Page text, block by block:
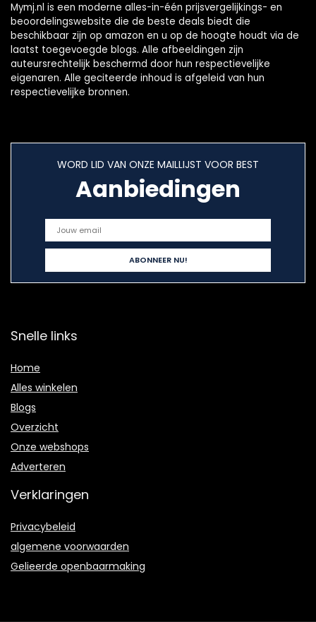
Mymj.nl is een moderne alles-in-één prijsvergelijkings- en
beoordelingswebsite die de beste deals biedt die
beschikbaar zijn op amazon en u op de hoogte houdt via de
laatst toegevoegde blogs. Alle afbeeldingen zijn
auteursrechtelijk beschermd door hun respectievelijke
eigenaren. Alle geciteerde inhoud is afgeleid van hun
respectievelijke bronnen.
WORD LID VAN ONZE MAILLIJST VOOR BEST
Aanbiedingen
Snelle links
Home
Alles winkelen
Blogs
Overzicht
Onze webshops
Adverteren
Verklaringen
Privacybeleid
algemene voorwaarden
Gelieerde openbaarmaking